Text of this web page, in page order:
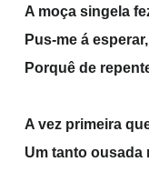
A moça singela
Pus-me á
Porquê de
A vez primeira
Um tanto ousada